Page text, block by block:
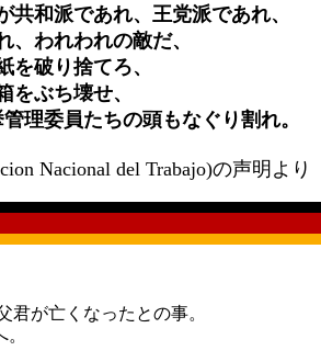
共和派であれ、王党派であれ、
、われわれの敵だ、
を破り捨てろ、
をぶち壊せ、
理委員たちの頭もなぐり割れ。
Nacional del Trabajo)の声明より
が亡くなったとの事。